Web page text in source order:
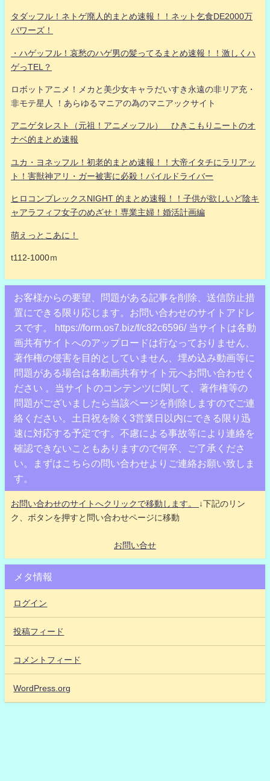
タダッフル！ネトゲ廃人的まとめ速報！！ネット乞食DE2000万
パワーズ！
・ハゲッフル！哀愁のハゲ男の髪ってるまとめ速報！！激しくハ
ゲっTEL？
ロボットアニメ！メカと美少女キャラだいすき永遠の非リア充・
非モテ星人 ！あらゆるマニアの為のマニアックサイト
アニゲタレスト（元祖！アニメッフル） ひきこもりニートのオ
ナベ的まとめ速報
ユカ・ヨネッフル！初老的まとめ速報！！大帝イタチにラリアッ
ト！害獣神アリ・ガー被害に必殺！パイルドライバー
ヒロコンプレックスNIGHT 的まとめ速報！！子供が欲しいど陰キ
ャアラフィフ女子のめざせ！専業主婦！婚活計画編
萌えっとこあに！
t112-1000ｍ
お客様からの要望、問題がある記事を削除、送信防止措
置にできる限り応じます。お問い合わせのサイトアドレ
スです。 https://form.os7.biz/f/c82c6596/ 当サイトは各動
画共有サイトへのアップロードは行なっておりません、
著作権の侵害を目的としていません、埋め込み動画等に
問題がある場合は各動画共有サイト元へお問い合わせく
ださい 。当サイトのコンテンツに関して、著作権等の
問題がございましたら当該ページを削除しますのでご連
絡ください。土日祝を除く3営業日以内にできる限り迅
速に対応する予定です。不慮による事故等により連絡を
確認できないこともありますので何卒、ご了承くださ
い。まずはこちらの問い合わせよりご連絡お願い致しま
す。
お問い合わせのサイトへクリックで移動します。
↓下記のリン
ク、ボタンを押すと問い合わせページに移動
お問い合せ
メタ情報
ログイン
投稿フィード
コメントフィード
WordPress.org